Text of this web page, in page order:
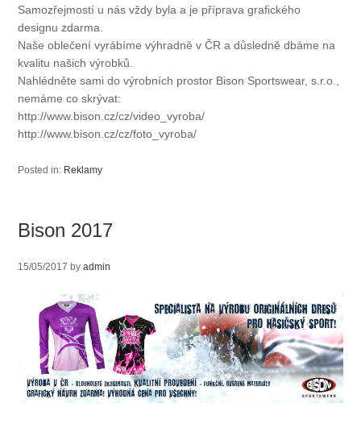
Samozřejmostí u nás vždy byla a je příprava grafického
designu zdarma.
Naše oblečení vyrábíme výhradně v ČR a důsledně dbáme na
kvalitu našich výrobků.
Nahlédněte sami do výrobních prostor Bison Sportswear, s.r.o.,
nemáme co skrývat:
http://www.bison.cz/cz/video_vyroba/
http://www.bison.cz/cz/foto_vyroba/
Posted in: Reklamy
Bison 2017
15/05/2017 byadmin